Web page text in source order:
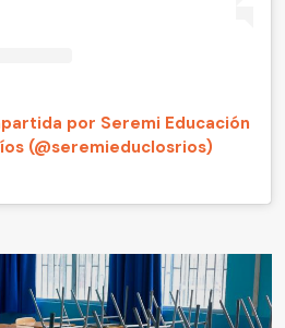
por Seremi Educación
(@seremieduclosrios)